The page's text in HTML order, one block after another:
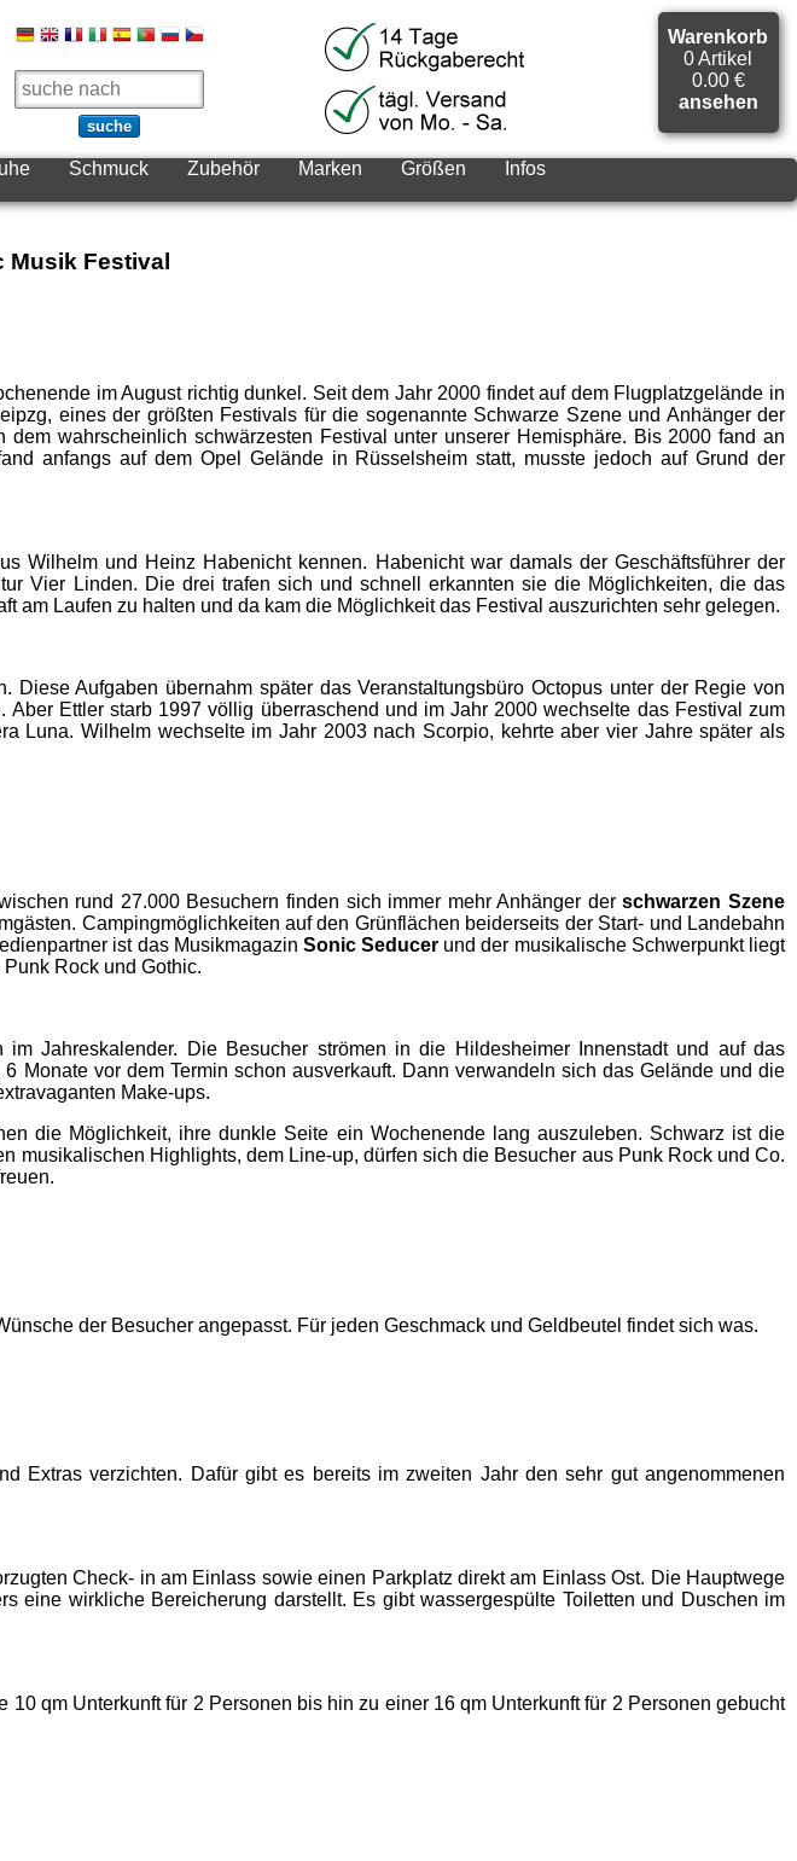
suche
Warenkorb
0 Artikel
0.00 €
ansehen
Schmuck Zubehör Marken Größen
Infos
Musik Festival
im August richtig dunkel. Seit dem Jahr 2000 findet auf dem Flugplatzgelände in
eines der größten Festivals für die sogenannte Schwarze Szene und Anhänger der
dem wahrscheinlich schwärzesten Festival unter unserer Hemisphäre. Bis 2000 fand an
anfangs auf dem Opel Gelände in Rüsselsheim statt, musste jedoch auf Grund der
Wilhelm und Heinz Habenicht kennen. Habenicht war damals der Geschäftsführer der
Vier Linden. Die drei trafen sich und schnell erkannten sie die Möglichkeiten, die das
am Laufen zu halten und da kam die Möglichkeit das Festival auszurichten sehr gelegen.
Aufgaben übernahm später das Veranstaltungsbüro Octopus unter der Regie von
Ettler starb 1997 völlig überraschend und im Jahr 2000 wechselte das Festival zum
Luna. Wilhelm wechselte im Jahr 2003 nach Scorpio, kehrte aber vier Jahre später als
rund 27.000 Besuchern finden sich immer mehr Anhänger derschwarzen Szene
Campingmöglichkeiten auf den Grünflächen beiderseits der Start- und Landebahn
ist das Musikmagazin Sonic Seducer und der musikalische Schwerpunkt liegt
Rock und Gothic.
Jahreskalender. Die Besucher strömen in die Hildesheimer Innenstadt und auf das
Monate vor dem Termin schon ausverkauft. Dann verwandeln sich das Gelände und die
Make-ups.
die Möglichkeit, ihre dunkle Seite ein Wochenende lang auszuleben. Schwarz ist die
Highlights, dem Line-up, dürfen sich die Besucher aus Punk Rock und Co.
der Besucher angepasst. Für jeden Geschmack und Geldbeutel findet sich was.
Extras verzichten. Dafür gibt es bereits im zweiten Jahr den sehr gut angenommenen
Check- in am Einlass sowie einen Parkplatz direkt am Einlass Ost. Die Hauptwege
eine wirkliche Bereicherung darstellt. Es gibt wassergespülte Toiletten und Duschen im
qm Unterkunft für 2 Personen bis hin zu einer 16 qm Unterkunft für 2 Personen gebucht